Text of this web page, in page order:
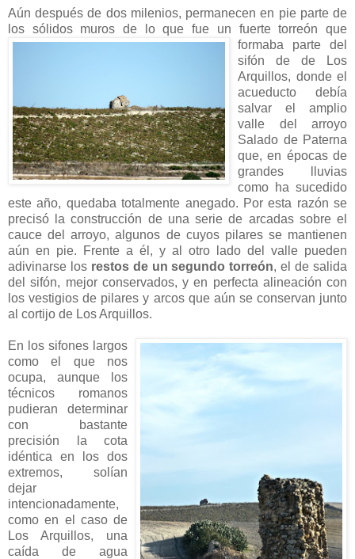
Aún después de dos milenios, permanecen en pie parte de
los sólidos muros de lo que fue un fuerte torreón que
formaba parte del
sifón de de Los
Arquillos, donde el
acueducto debía
salvar el amplio
valle del arroyo
Salado de Paterna
que, en épocas de
grandes lluvias
como ha sucedido
este año, quedaba totalmente anegado. Por esta razón se
precisó la construcción de una serie de arcadas sobre el
cauce del arroyo, algunos de cuyos pilares se mantienen
aún en pie. Frente a él, y al otro lado del valle pueden
adivinarse los restos de un segundo torreón, el de salida
del sifón, mejor conservados, y en perfecta alineación con
los vestigios de pilares y arcos que aún se conservan junto
al cortijo de Los Arquillos.
En los sifones largos
como el que nos
ocupa, aunque los
técnicos romanos
pudieran determinar
con bastante
precisión la cota
idéntica en los dos
extremos, solían
dejar
intencionadamente,
como en el caso de
Los Arquillos, una
caída de agua